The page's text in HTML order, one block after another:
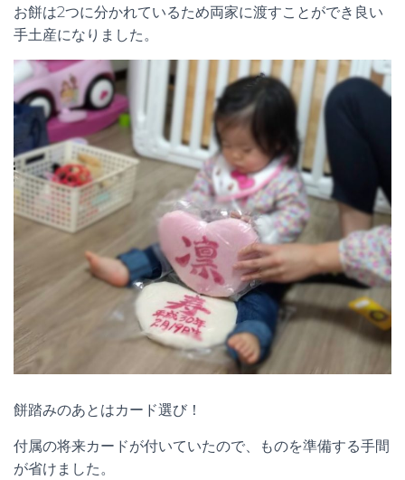
お餅は2つに分かれているため両家に渡すことができ良い
手土産になりました。
餅踏みのあとはカード選び！
付属の将来カードが付いていたので、ものを準備する手間
が省けました。